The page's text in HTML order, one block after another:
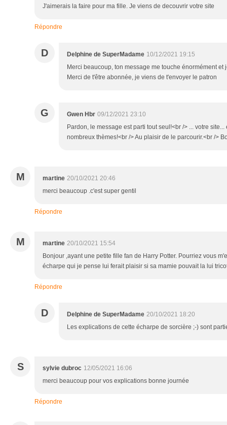
J'aimerais la faire pour ma fille. Je viens de decouvrir votre site
Répondre
D Delphine de SuperMadame 10/12/2021 19:15
Merci beaucoup, ton message me touche énormément et
Merci de t'être abonnée, je viens de t'envoyer le patron
G Gwen Hbr 09/12/2021 23:10
Pardon, le message est parti tout seul!<br /> ... votre
nombreux thèmes!<br /> Au plaisir de le parcourir.<br />
M martine 20/10/2021 20:46
merci beaucoup .c'est super gentil
Répondre
M martine 20/10/2021 15:54
Bonjour ,ayant une petite fille fan de Harry Potter. Pourriez vous
écharpe qui je pense lui ferait plaisir si sa mamie pouvait la lui
Répondre
D Delphine de SuperMadame 20/10/2021 18:20
Les explications de cette écharpe de sorcière ;-) sont
S sylvie dubroc 12/05/2021 16:06
merci beaucoup pour vos explications bonne journée
Répondre